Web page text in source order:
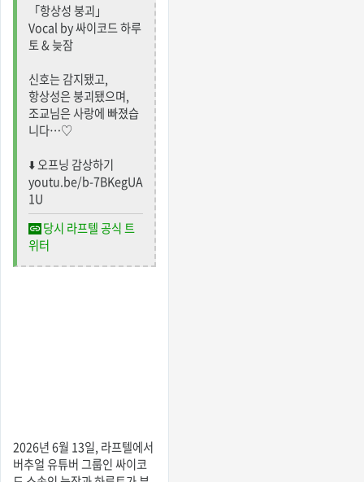
「항상성 붕괴」
Vocal by 싸이코드 하루
토 & 늦잠
신호는 감지됐고,
항상성은 붕괴됐으며,
조교님은 사랑에 빠졌습
니다…♡
⬇️ 오프닝 감상하기
youtu.be/b-7BKegUA
1U
당시 라프텔 공식 트
위터
2026년 6월 13일, 라프텔에서
버추얼 유튜버 그룹인 싸이코